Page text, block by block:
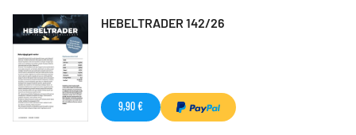
HEBELTRADER 142/26
9,90 €